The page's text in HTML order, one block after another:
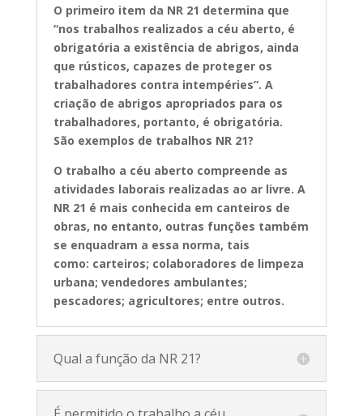
O primeiro item da NR 21 determina que
“nos trabalhos realizados a céu aberto, é
obrigatória a existência de abrigos, ainda
que rústicos, capazes de proteger os
trabalhadores contra intempéries”. A
criação de abrigos apropriados para os
trabalhadores, portanto, é obrigatória.
São exemplos de trabalhos NR 21?
O trabalho a céu aberto compreende as
atividades laborais realizadas ao ar livre. A
NR 21 é mais conhecida em canteiros de
obras, no entanto, outras funções também
se enquadram a essa norma, tais
como: carteiros; colaboradores de limpeza
urbana; vendedores ambulantes;
pescadores; agricultores; entre outros.
Qual a função da NR 21?